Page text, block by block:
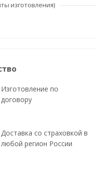
изготовления)
Изготовление по
договору
Доставка со страховкой в
любой регион России